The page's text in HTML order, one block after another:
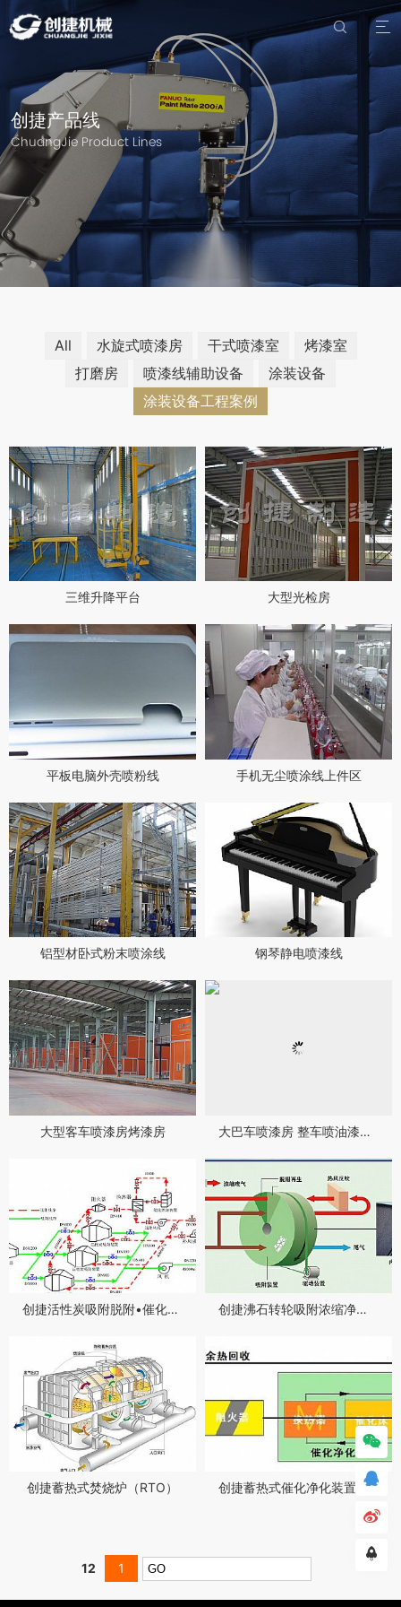


创捷产品线
ChuangJie Product Lines
All 水旋式喷漆房 干式喷漆室
烤漆室
打磨房
喷漆线辅助设备
涂装设备
涂装设备工程案例
三维升降平台 大型光检房
平板电脑外壳喷粉线 手机无尘喷涂线上件区
铝型材卧式粉末喷涂线 钢琴静电喷漆线
大型客车喷漆房烤漆房 大巴车喷漆房 整车喷油漆生产线
创捷活性炭吸附脱附•催化燃烧装置 创捷沸石转轮吸附浓缩净化装置
创捷蓄热式焚烧炉（RTO） 创捷蓄热式催化净化装置（RCO）
12 1



